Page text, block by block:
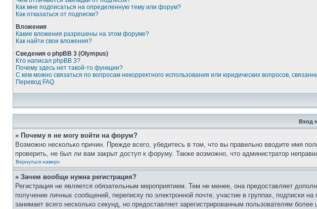
Как мне подписаться на определенную тему или форум?
Как отказаться от подписки?
Вложения
Какие вложения разрешены на этом форуме?
Как найти свои вложения?
Сведения о phpBB 3 (Olympus)
Кто написал phpBB 3?
Почему здесь нет такой-то функции?
С кем можно связаться по вопросам некорректного использования или юридических вопросов,
Перевод FAQ
Вход
» Почему я не могу войти на форум?
Возможно несколько причин. Прежде всего, убедитесь в том, что вы правильно вводите имя
проверить, не был ли вам закрыт доступ к форуму. Также возможно, что администратор
Вернуться наверх
» Зачем вообще нужна регистрация?
Регистрация не является обязательным мероприятием. Тем не менее, она предоставляет
получение личных сообщений, переписку по электронной почте, участие в группах,
занимает всего несколько секунд, но предоставляет зарегистрированным пользователям